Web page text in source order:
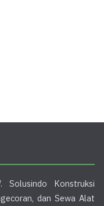
Solusindo Konstruksi
dan Sewa Alat